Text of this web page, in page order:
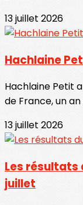
13 juillet 2026
Hachlaine
Hachlaine Petit
de France, un
13 juillet 2026
Les résultats
juillet